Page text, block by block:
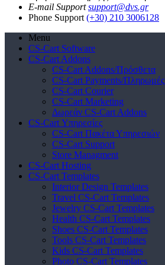
E-mail Support support@dvs.gr
Phone Support (+30) 210 3006128
Menu
CS-Cart Software
CS-Cart Addons
CS-Cart Addons/Πρόσθετα
CS-Cart Payments/Πληρωμές
CS-Cart Courier
CS-Cart Marketing
Δωρεάν CS-Cart Addons
CS-Cart Υπηρεσίες
CS-Cart Πακέτα Υπηρεσιών
CS-Cart Support
Store Managment
CS-Cart Hosting
CS-Cart Templates
Interior Design Templates
Travel CS-Cart Templates
Jewelry CS-Cart Templates
Health CS-Cart Templates
Shoes CS-Cart Templates
Tools CS-Cart Templates
Kids CS-Cart Templates
Photo CS-Cart Templates